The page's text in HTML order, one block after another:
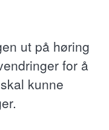
ut på høring
for å
kunne